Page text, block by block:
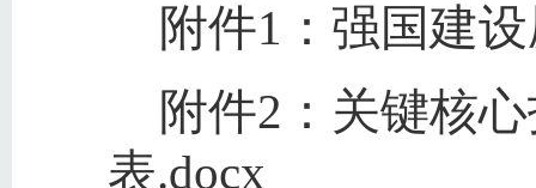
附件1：强国建
附件2：关键核
表.docx